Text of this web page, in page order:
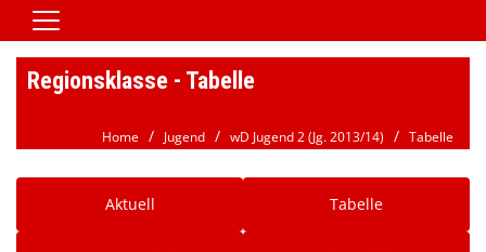
Home
Jugend
Regionsklasse - Tabelle
Home Jugend wD Jugend 2 (Jg. 2013/14) Tabelle
Aktuell Tabelle